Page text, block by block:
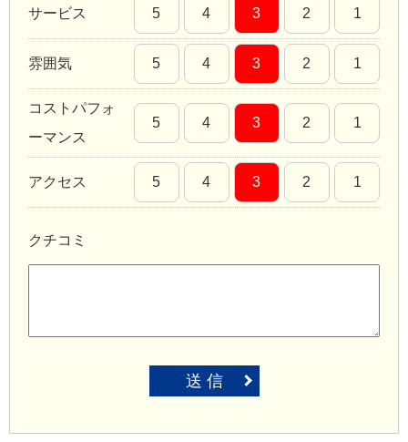
サービス 5 4 3 2 1
雰囲気 5 4 3 2 1
コストパフォ
ーマンス
5 4 3 2 1
アクセス 5 4 3 2 1
クチコミ
送 信